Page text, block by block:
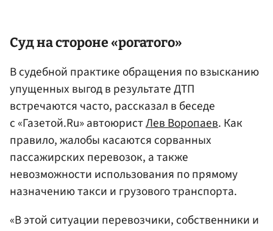
Суд на стороне «рогатого»
В судебной практике обращения по взысканию
упущенных выгод в результате ДТП
встречаются часто, рассказал в беседе
с «Газетой.Ru» автоюристЛев Воропаев. Как
правило, жалобы касаются сорванных
пассажирских перевозок, а также
невозможности использования по прямому
назначению такси и грузового транспорта.
«В этой ситуации перевозчики, собственники и